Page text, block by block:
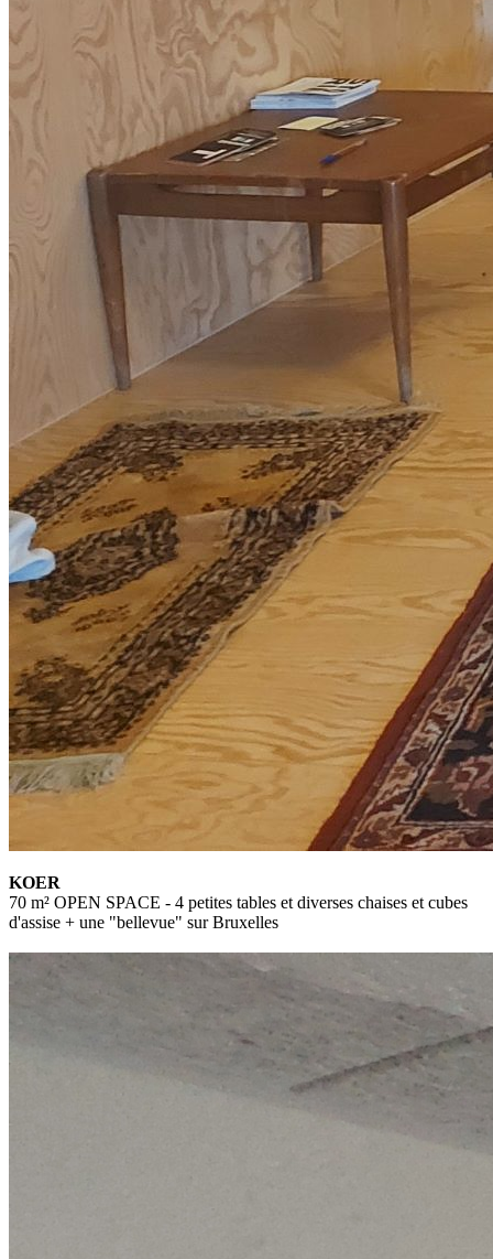
KOER
70 m² OPEN SPACE - 4 petites tables et diverses chaises et cubes
d'assise + une "bellevue" sur Bruxelles